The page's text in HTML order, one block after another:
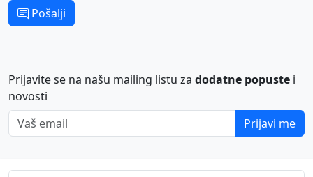
Pošalji
Prijavite se na našu mailing listu za dodatne popuste i
novosti
Vaš email
Prijavi me